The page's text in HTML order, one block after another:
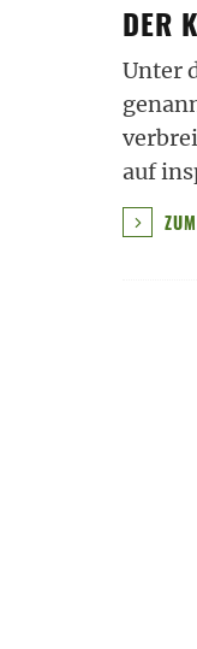
DER
Unter
auf